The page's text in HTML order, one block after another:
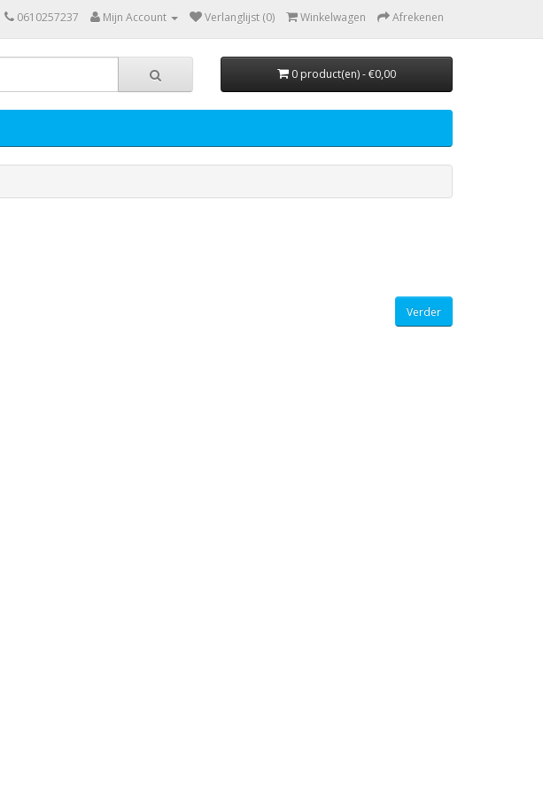
0610257237 Mijn Account Verlanglijst (0) Winkelwagen Afrekenen
0 product(en) - €0,00
Verder